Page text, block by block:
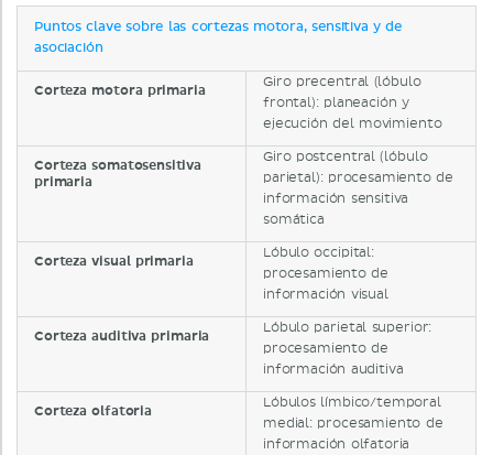
Puntos clave sobre las cortezas motora, sensitiva y de
asociación
Corteza motora primaria
Giro precentral (lóbulo
frontal): planeación y
ejecución del movimiento
Corteza somatosensitiva
primaria
Giro postcentral (lóbulo
parietal): procesamiento de
información sensitiva
somática
Corteza visual primaria
Lóbulo occipital:
procesamiento de
información visual
Corteza auditiva primaria
Lóbulo parietal superior:
procesamiento de
información auditiva
Corteza olfatoria
Lóbulos límbico/temporal
medial: procesamiento de
información olfatoria